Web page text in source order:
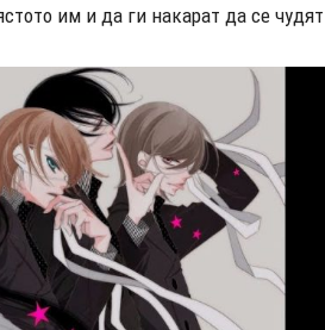
им и да ги накарат да се чудят